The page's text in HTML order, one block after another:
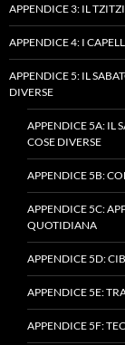
APPENDICE 3: IL
APPENDICE 4: I
APPENDICE 5: IL
DIVERSE
APPENDICE 5A: IL
COSE DIVERSE
APPENDICE 5B:
APPENDICE 5C:
QUOTIDIANA
APPENDICE 5D:
APPENDICE 5E:
APPENDICE 5F: